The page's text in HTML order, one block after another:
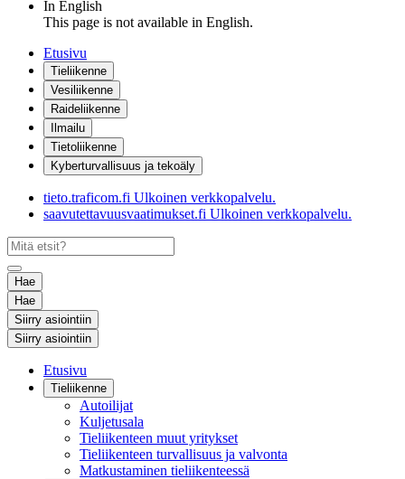
In English
This page is not available in English.
Etusivu
Tieliikenne
Vesiliikenne
Raideliikenne
Ilmailu
Tietoliikenne
Kyberturvallisuus ja tekoäly
tieto.traficom.fi Ulkoinen verkkopalvelu.
saavutettavuusvaatimukset.fi Ulkoinen verkkopalvelu.
Hae
Hae
Siirry asiointiin
Siirry asiointiin
Etusivu
Tieliikenne
Autoilijat
Kuljetusala
Tieliikenteen muut yritykset
Tieliikenteen turvallisuus ja valvonta
Matkustaminen tieliikenteessä